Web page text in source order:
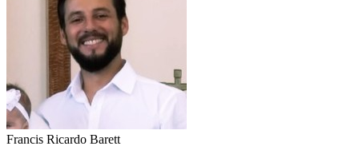
Francis Ricardo Barett